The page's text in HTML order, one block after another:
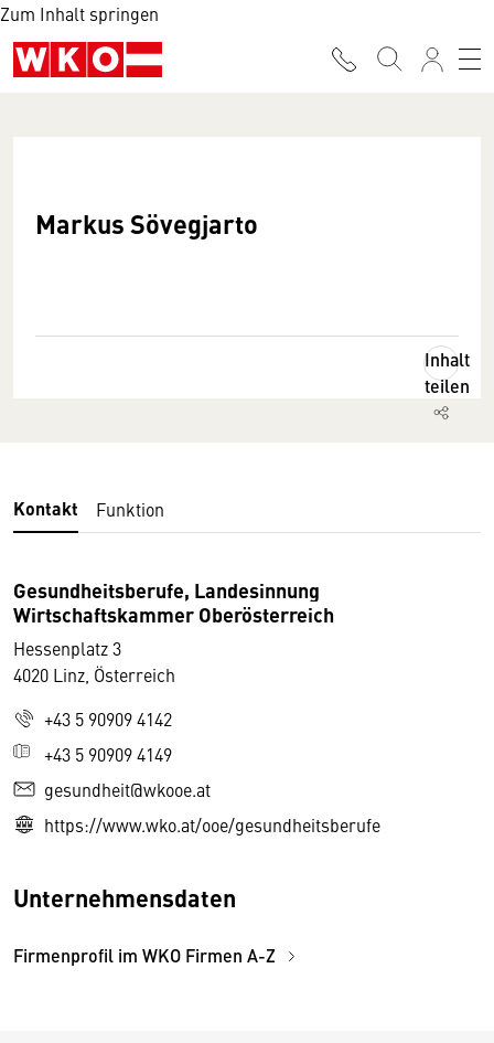
Zum Inhalt springen
Markus Sövegjarto
Inhalt
teilen
Kontakt Funktion
Gesundheitsberufe, Landesinnung
Wirtschaftskammer Oberösterreich
Hessenplatz 3
4020 Linz, Österreich
+43 5 90909 4142
+43 5 90909 4149
gesundheit@wkooe.at
https://www.wko.at/ooe/gesundheitsberufe
Unternehmensdaten
Firmenprofil im WKO Firmen A-Z